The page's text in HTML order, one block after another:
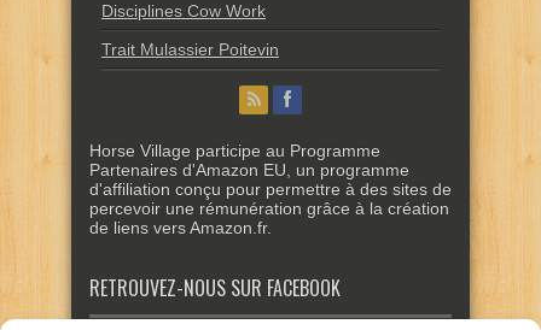
Disciplines Cow Work
Trait Mulassier Poitevin
Horse Village participe au Programme
Partenaires d'Amazon EU, un programme
d'affiliation conçu pour permettre à des sites de
percevoir une rémunération grâce à la création
de liens vers Amazon.fr.
RETROUVEZ-NOUS SUR FACEBOOK